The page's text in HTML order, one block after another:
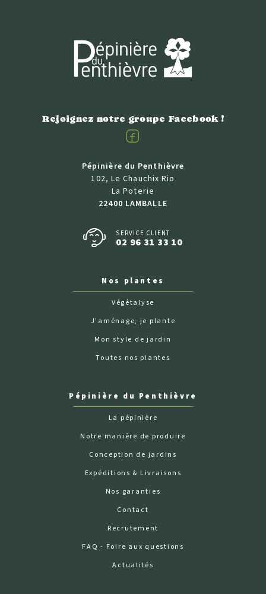
Rejoignez notre groupe Facebook !
Facebook
Pépinière du Penthièvre
102, Le Chauchix Rio
La Poterie
22400 LAMBALLE
SERVICE CLIENT
02 96 31 33 10
Nos plantes
Végétalyse
J'aménage, je plante
Mon style de jardin
Toutes nos plantes
Pépinière du Penthièvre
La pépinière
Notre manière de produire
Conception de jardins
Expéditions & Livraisons
Nos garanties
Contact
Recrutement
FAQ - Foire aux questions
Actualités